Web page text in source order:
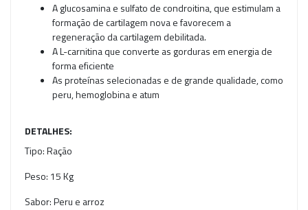
A glucosamina e sulfato de condroitina, que estimulam a
formação de cartilagem nova e favorecem a
regeneração da cartilagem debilitada.
A L-carnitina que converte as gorduras em energia de
forma eficiente
As proteínas selecionadas e de grande qualidade, como
peru, hemoglobina e atum
DETALHES:
Tipo:Ração
Peso: 15 Kg
Sabor:Peru e arroz